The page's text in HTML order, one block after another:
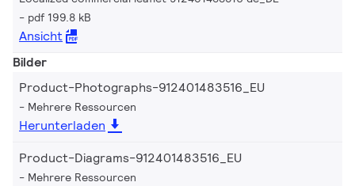
pdf 199.8 kB
Ansicht
Bilder
Product-Photographs-912401483516_EU
Mehrere Ressourcen
Herunterladen
Product-Diagrams-912401483516_EU
Mehrere Ressourcen